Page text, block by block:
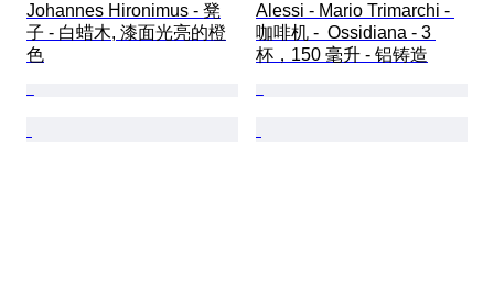
Johannes Hironimus - 凳
子 - 白蜡木, 漆面光亮的橙
色
Alessi - Mario Trimarchi -
咖啡机 -  Ossidiana - 3
杯，150 毫升 - 铝铸造